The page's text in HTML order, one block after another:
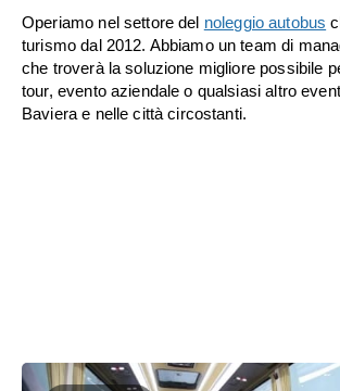
Operiamo nel settore del noleggio autobus
turismo dal 2012. Abbiamo un team di
che troverà la soluzione migliore possibile
tour, evento aziendale o qualsiasi altro
Baviera e nelle città circostanti.